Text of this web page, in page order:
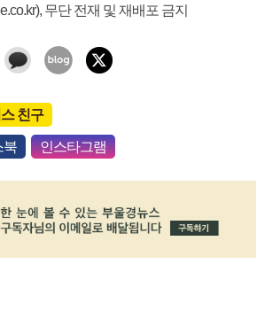
무단 전재 및 재배포 금지
친구
북 인스타그램